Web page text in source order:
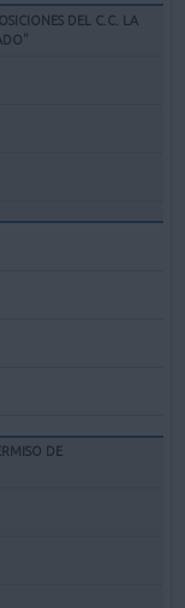
DEL C.C. LA
DE